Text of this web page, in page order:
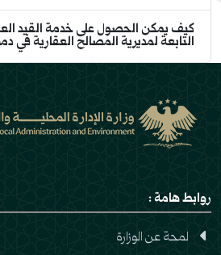
كيف يمكن الحصول على خدمة القيد
التابعة لمديرية المصالح العقارية في
روابط هامة :
لمحة عن الوزارة